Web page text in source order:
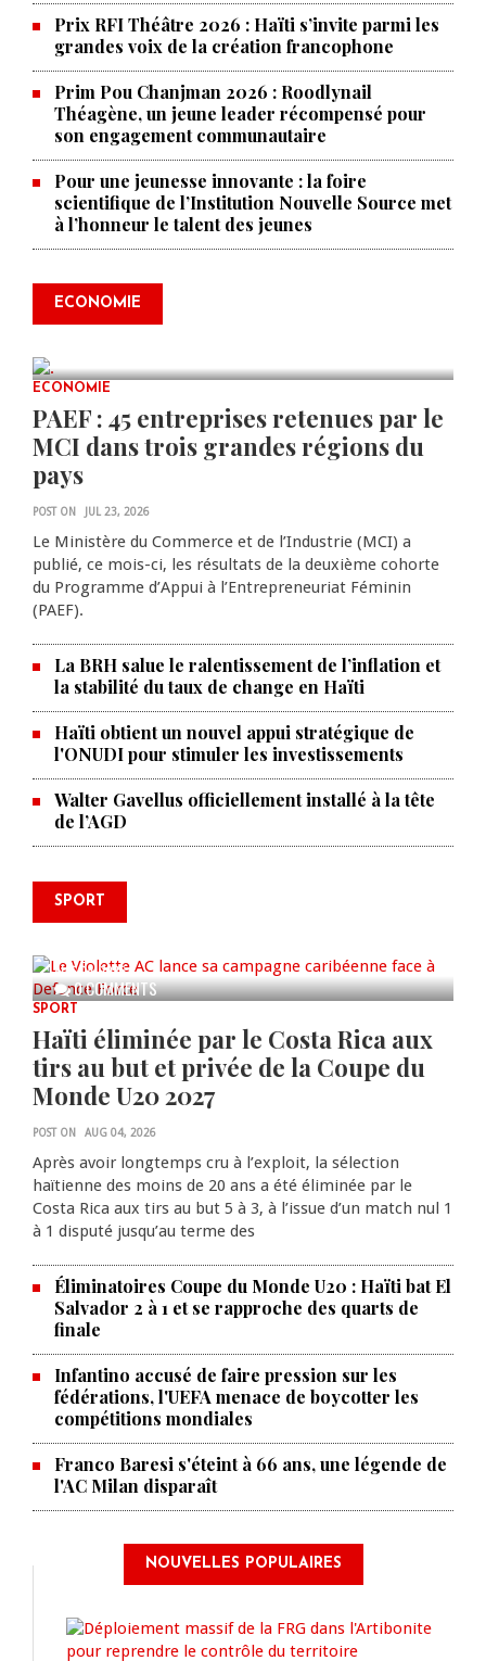
Prix RFI Théâtre 2026 : Haïti s’invite parmi les
grandes voix de la création francophone
Prim Pou Chanjman 2026 : Roodlynail
Théagène, un jeune leader récompensé pour
son engagement communautaire
Pour une jeunesse innovante : la foire
scientifique de l’Institution Nouvelle Source met
à l’honneur le talent des jeunes
ECONOMIE
0 COMMENTS
Produire le savoir pour
2ᵉ édition de ses Journées
scientifiques
ECONOMIE
PAEF : 45 entreprises retenues par le
MCI dans trois grandes régions du
pays
POST ON JUL 23, 2026
Le Ministère du Commerce et de l’Industrie (MCI) a
publié, ce mois-ci, les résultats de la deuxième cohorte
du Programme d’Appui à l’Entrepreneuriat Féminin
(PAEF).
La BRH salue le ralentissement de l’inflation et
la stabilité du taux de change en Haïti
Haïti obtient un nouvel appui stratégique de
l'ONUDI pour stimuler les investissements
Walter Gavellus officiellement installé à la tête
de l’AGD
SPORT
0 COMMENTS
Le Violette AC lance sa campagne
AUG 04, 2026
SPORT
Haïti éliminée par le Costa Rica aux
tirs au but et privée de la Coupe du
Monde U20 2027
POST ON AUG 04, 2026
Après avoir longtemps cru à l’exploit, la sélection
haïtienne des moins de 20 ans a été éliminée par le
Costa Rica aux tirs au but 5 à 3, à l’issue d’un match nul 1
à 1 disputé jusqu’au terme des
Éliminatoires Coupe du Monde U20 : Haïti bat El
Salvador 2 à 1 et se rapproche des quarts de
finale
Infantino accusé de faire pression sur les
fédérations, l'UEFA menace de boycotter les
compétitions mondiales
Franco Baresi s'éteint à 66 ans, une légende de
l'AC Milan disparaît
NOUVELLES POPULAIRES